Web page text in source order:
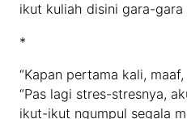
ikut kuliah disini gara-gara
*
“Kapan pertama kali,
“Pas lagi stres-stresnya,
ikut-ikut ngumpul segala